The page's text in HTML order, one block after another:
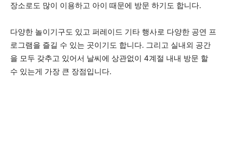
장소로도 많이 이용하고 아이 때문에 방문 하기도 합니다.
다양한 놀이기구도 있고 퍼레이드 기타 행사로 다양한 공연 프
로그램을 즐길 수 있는 곳이기도 합니다. 그리고 실내외 공간
을 모두 갖추고 있어서 날씨에 상관없이 4계절 내내 방문 할
수 있는게 가장 큰 장점입니다.